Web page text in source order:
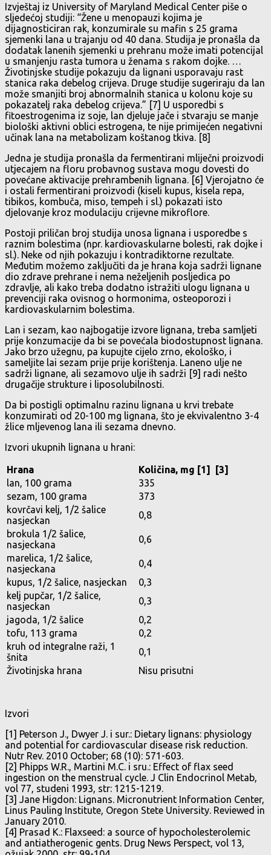
Izvještaj iz University of Maryland Medical Center piše o
sljedećoj studiji: “Žene u menopauzi kojima je
dijagnosticiran rak, konzumirale su mafin s 25 grama
sjemenki lana u trajanju od 40 dana. Studija je pronašla da
dodatak lanenih sjemenki u prehranu može imati potencijal
u smanjenju rasta tumora u ženama s rakom dojke. …
Životinjske studije pokazuju da lignani usporavaju rast
stanica raka debelog crijeva. Druge studije sugeriraju da lan
može smanjiti broj abnormalnih stanica u kolonu koje su
pokazatelj raka debelog crijeva.” [7] U usporedbi s
fitoestrogenima iz soje, lan djeluje jače i stvaraju se manje
biološki aktivni oblici estrogena, te nije primijećen negativni
učinak lana na metabolizam koštanog tkiva. [8]
Jedna je studija pronašla da fermentirani mliječni proizvodi
utjecajem na floru probavnog sustava mogu dovesti do
povećane aktivacije prehrambenih lignana. [6] Vjerojatno će
i ostali fermentirani proizvodi (kiseli kupus, kisela repa,
tibikos, kombuča, miso, tempeh i sl.) pokazati isto
djelovanje kroz modulaciju crijevne mikroflore.
Postoji priličan broj studija unosa lignana i usporedbe s
raznim bolestima (npr. kardiovaskularne bolesti, rak dojke i
sl.). Neke od njih pokazuju i kontradiktorne rezultate.
Međutim možemo zaključiti da je hrana koja sadrži lignane
dio zdrave prehrane i nema neželjenih posljedica po
zdravlje, ali kako treba dodatno istražiti ulogu lignana u
prevenciji raka ovisnog o hormonima, osteoporozi i
kardiovaskularnim bolestima.
Lan i sezam, kao najbogatije izvore lignana, treba samljeti
prije konzumacije da bi se povećala biodostupnost lignana.
Jako brzo užegnu, pa kupujte cijelo zrno, ekološko, i
sameljite lai sezam prije prije korištenja. Laneno ulje ne
sadrži lignane, ali sezamovo ulje ih sadrži [9] radi nešto
drugačije strukture i liposolubilnosti.
Da bi postigli optimalnu razinu lignana u krvi trebate
konzumirati od 20-100 mg lignana, što je ekvivalentno 3-4
žlice mljevenog lana ili sezama dnevno.
Izvori ukupnih lignana u hrani:
Hrana
Količina, mg [1] [3]
lan, 100 grama
335
sezam, 100 grama
373
kovrčavi kelj, 1/2 šalice
nasjeckan
0,8
brokula 1/2 šalice,
nasjeckana
0,6
marelica, 1/2 šalice,
nasjeckana
0,4
kupus, 1/2 šalice, nasjeckan
0,3
kelj pupčar, 1/2 šalice,
nasjeckan
0,3
jagoda, 1/2 šalice
0,2
tofu, 113 grama
0,2
kruh od integralne raži, 1
šnita
0,1
Životinjska hrana
Nisu prisutni
Izvori
[1] Peterson J., Dwyer J. i sur.: Dietary lignans: physiology
and potential for cardiovascular disease risk reduction.
Nutr Rev. 2010 October; 68 (10): 571-603.
[2] Phipps W.R., Martini M.C. i sru.: Effect of flax seed
ingestion on the menstrual cycle. J Clin Endocrinol Metab,
vol 77, studeni 1993, str: 1215-1219.
[3] Jane Higdon: Lignans. Micronutrient Information Center,
Linus Pauling Institute, Oregon Stete University. Reviewed in
January 2010.
[4] Prasad K.: Flaxseed: a source of hypocholesterolemic
and antiatherogenic gents. Drug News Perspect, vol 13,